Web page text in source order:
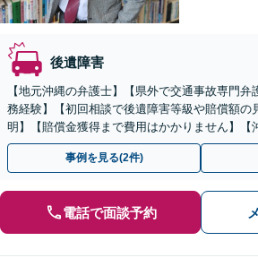
後遺障害
【地元沖縄の弁護士】【県外で交通事故専門
務経験】【初回相談で後遺障害等級や賠償額の
明】【賠償金獲得まで費用はかかりません】【
む）対応◎】
事例を見る(2件)
電話で面談予約